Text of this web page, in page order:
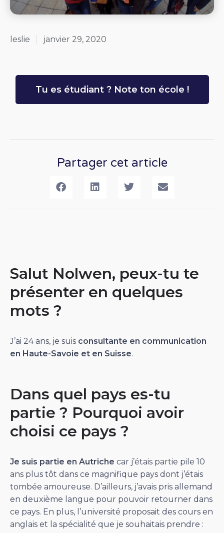
leslie janvier 29, 2020
Tu es étudiant ? Note ton école !
Partager cet article
Salut Nolwen, peux-tu te
présenter en quelques
mots ?
J’ai 24 ans, je suis consultante en communication
en Haute-Savoie et en Suisse.
Dans quel pays es-tu
partie ? Pourquoi avoir
choisi ce pays ?
Je suis partie en Autriche car j’étais partie pile 10
ans plus tôt dans ce magnifique pays dont j’étais
tombée amoureuse. D’ailleurs, j’avais pris allemand
en deuxième langue pour pouvoir retourner dans
ce pays. En plus, l’université proposait des cours en
anglais et la spécialité que je souhaitais prendre :